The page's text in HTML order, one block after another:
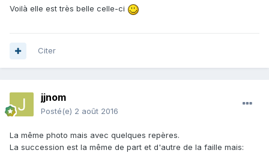
Voilà elle est très belle celle-ci
Citer
jjnom
Posté(e) 2 août 2016
La même photo mais avec quelques repères.
La succession est la même de part et d'autre de la faille mais: